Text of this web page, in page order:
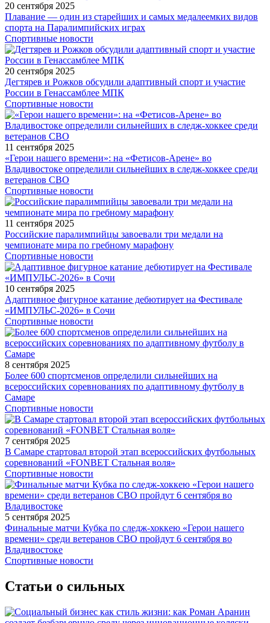
20 сентября 2025
Плавание — один из старейших и самых медалеемких видов
спорта на Паралимпийских играх
Спортивные новости
20 сентября 2025
Дегтярев и Рожков обсудили адаптивный спорт и участие
России в Генассамблее МПК
Спортивные новости
11 сентября 2025
«Герои нашего времени»: на «Фетисов-Арене» во
Владивостоке определили сильнейших в следж-хоккее среди
ветеранов СВО
Спортивные новости
11 сентября 2025
Российские паралимпийцы завоевали три медали на
чемпионате мира по гребному марафону
Спортивные новости
10 сентября 2025
Адаптивное фигурное катание дебютирует на Фестивале
«ИМПУЛЬС-2026» в Сочи
Спортивные новости
8 сентября 2025
Более 600 спортсменов определили сильнейших на
всероссийских соревнованиях по адаптивному футболу в
Самаре
Спортивные новости
7 сентября 2025
В Самаре стартовал второй этап всероссийских футбольных
соревнований «FONBET Стальная воля»
Спортивные новости
5 сентября 2025
Финальные матчи Кубка по следж-хоккею «Герои нашего
времени» среди ветеранов СВО пройдут 6 сентября во
Владивостоке
Спортивные новости
Статьи о сильных